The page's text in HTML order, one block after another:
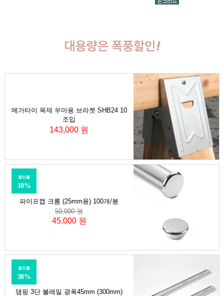
메가타이 목재 우마용 브라켓 SHB24 10
조입
143,000 원
파이프캡 크롬 (25mm용) 100개/봉
할인률
10%
50,000 원
45,000 원
댐핑 3단 볼레일 광폭45mm (300mm)
할인률
38%